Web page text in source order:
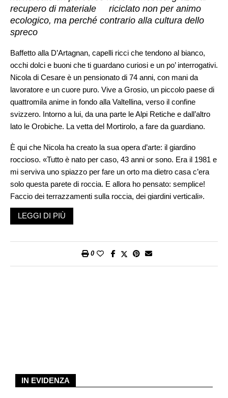
recupero di materiale riciclato non per animo
ecologico, ma perché contrario alla cultura dello
spreco
Baffetto alla D’Artagnan, capelli ricci che tendono al bianco,
occhi dolci e buoni che ti guardano curiosi e un po’ interrogativi.
Nicola di Cesare è un pensionato di 74 anni, con mani da
lavoratore e un cuore puro. Vive a Grosio, un piccolo paese di
quattromila anime in fondo alla Valtellina, verso il confine
svizzero. Intorno a lui, da una parte le Alpi Retiche e dall’altro
lato le Orobiche. La vetta del Mortirolo, a fare da guardiano.
È qui che Nicola ha creato la sua opera d’arte: il giardino
roccioso. «Tutto è nato per caso, 43 anni or sono. Era il 1981 e
mi serviva uno spiazzo per fare un orto ma dietro casa c’era
solo questa parete di roccia. E allora ho pensato: semplice!
Faccio dei terrazzamenti sulla roccia, dei giardini verticali».
Così, con pala, piccone, sassi e cemento ha tirato su dei muri
e realizzato dei piccoli terrazzi per accogliere gli orti.
Intuizione e fantasia
mattonelle, vetri di bottiglie colorate, sassi recuperati lungo il
LEGGI DI PIÙ
0
IN EVIDENZA